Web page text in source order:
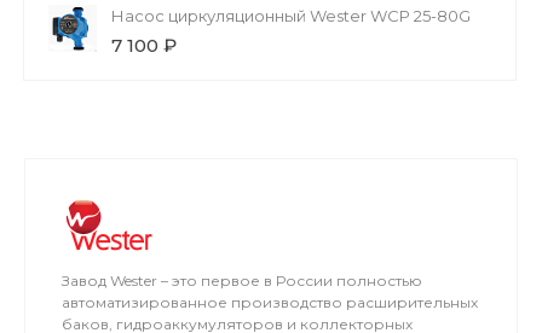
Насос циркуляционный Wester WCP 25-80G
7 100 ₽
Завод Wester – это первое в России полностью
автоматизированное производство расширительных
баков, гидроаккумуляторов и коллекторных